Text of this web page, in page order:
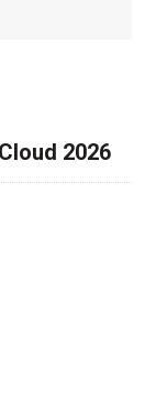
2026